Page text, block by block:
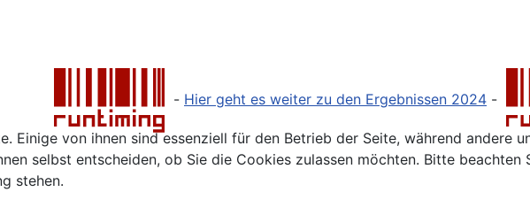
- Hier geht es weiter zu den Ergebnissen 2024 -
Einige von ihnen sind essenziell für den Betrieb der Seite, während andere
selbst entscheiden, ob Sie die Cookies zulassen möchten. Bitte
stehen.